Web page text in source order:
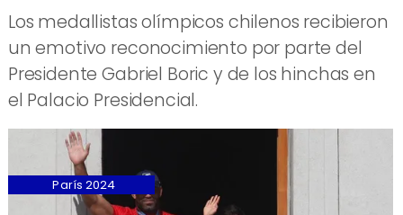
​Los medallistas olímpicos chilenos recibieron
un emotivo reconocimiento por parte del
Presidente Gabriel Boric y de los hinchas en
el Palacio Presidencial.
París 2024